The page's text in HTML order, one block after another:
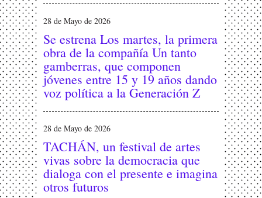
28 de Mayo de 2026
Se estrena Los martes, la primera
obra de la compañía Un tanto
gamberras, que componen
jóvenes entre 15 y 19 años dando
voz política a la Generación Z
28 de Mayo de 2026
TACHÁN, un festival de artes
vivas sobre la democracia que
dialoga con el presente e imagina
otros futuros